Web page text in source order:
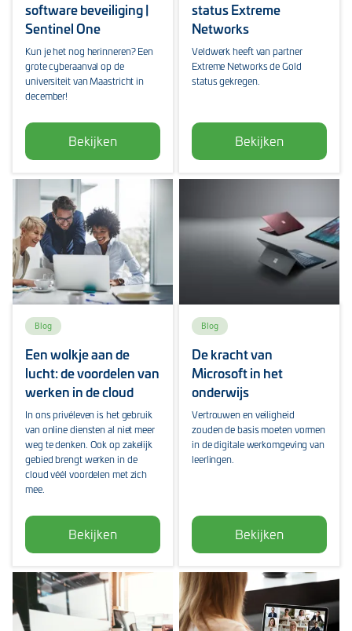
software beveiliging |
Sentinel One
Kun je het nog herinneren? Een
grote cyberaanval op de
universiteit van Maastricht in
december!
Bekijken
status Extreme
Networks
Veldwerk heeft van partner
Extreme Networks de Gold
status gekregen.
Bekijken
Blog
Een wolkje aan de
lucht: de voordelen van
werken in de cloud
In ons privéleven is het gebruik
van online diensten al niet meer
weg te denken. Ook op zakelijk
gebied brengt werken in de
cloud véél voordelen met zich
mee.
Bekijken
Blog
De kracht van
Microsoft in het
onderwijs
Vertrouwen en veiligheid
zouden de basis moeten vormen
in de digitale werkomgeving van
leerlingen.
Bekijken